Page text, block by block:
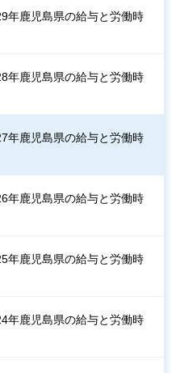
年鹿児島県の給与と労働時
年鹿児島県の給与と労働時
年鹿児島県の給与と労働時
年鹿児島県の給与と労働時
年鹿児島県の給与と労働時
年鹿児島県の給与と労働時